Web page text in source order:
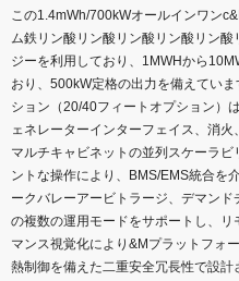
この1.4mWh/700kWオールインワン
ム鉄リン酸リン酸リン酸リン酸リン
ジーを利用しており、1MWHから
おり、500kW定格の出力を備えてい
ション（20/40フィートオプション）
ェネレーターインターフェイス、消火
マルチキャビネットの並列スケーラ
ントな操作により、BMS/EMS統合を
ークバレーアービトラージ、デマン
の複数の運用モードをサポートし、
マンス視覚化により&Mプラットフォ
熱制御を備えた二重安全冗長性で設計